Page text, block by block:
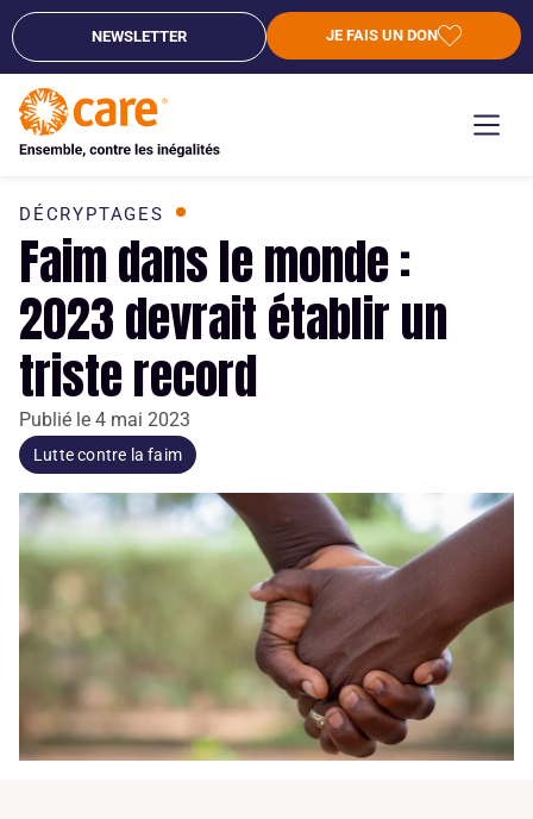
NEWSLETTER JE FAIS UN DON
DÉCRYPTAGES
Faim dans le monde :
2023 devrait établir un
triste record
Publié le 4 mai 2023
Lutte contre la faim